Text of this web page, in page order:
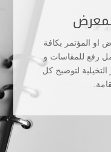
المؤتمر بكافة
رفع للمقاسات و
لتوضيح كل